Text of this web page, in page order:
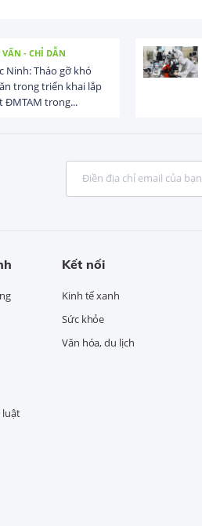
- CHỈ DẪN
Ninh: Tháo gỡ khó
trong triển khai lắp
ĐMTAM trong...
luật
Kết nối
Kinh tế xanh
Sức khỏe
Văn hóa, du lịch